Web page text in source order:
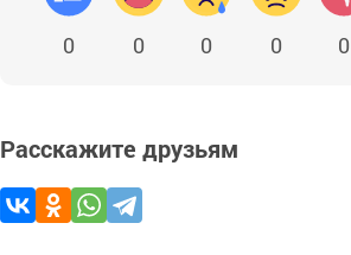
0 0 0 0 0
Расскажите друзьям